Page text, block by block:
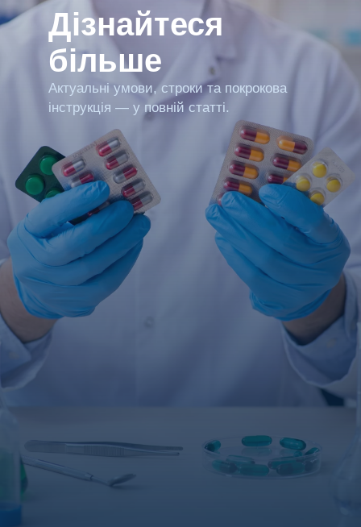
Дізнайтеся
більше
Актуальні умови, строки та покрокова
інструкція — у повній статті.